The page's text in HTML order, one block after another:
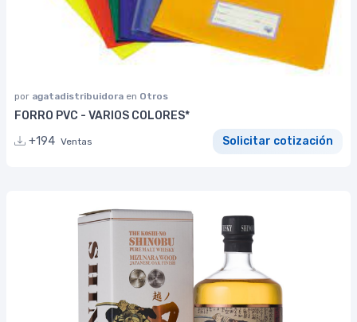
por agatadistribuidora en Otros
FORRO PVC - VARIOS COLORES*
+194 Ventas Solicitar cotización